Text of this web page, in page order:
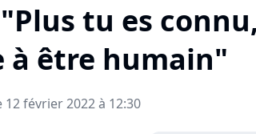
tu es
être humain"
12 février 2022 à 12:30